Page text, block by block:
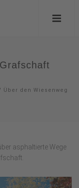
Über den Wiesenweg
asphaltierte Wege